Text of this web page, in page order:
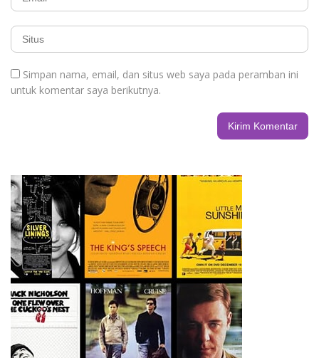
Simpan nama, email, dan situs web saya pada peramban ini
untuk komentar saya berikutnya.